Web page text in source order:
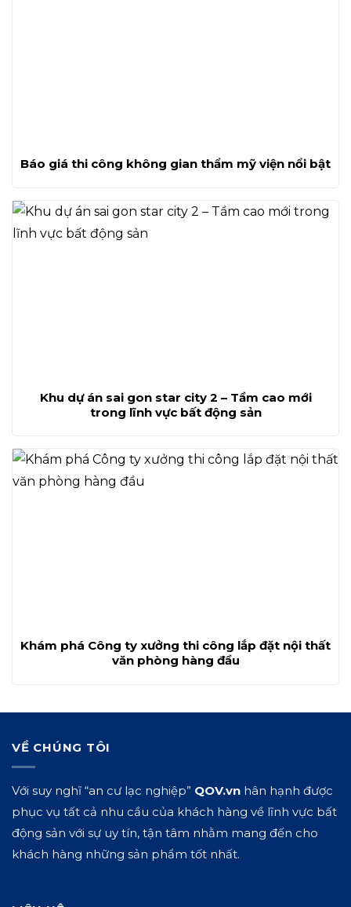
Báo giá thi công không gian thẩm mỹ viện nổi bật
Khu dự án sai gon star city 2 – Tầm cao mới
trong lĩnh vực bất động sản
Khám phá Công ty xưởng thi công lắp đặt nội thất
văn phòng hàng đầu
VỀ CHÚNG TÔI
Với suy nghĩ “an cư lạc nghiệp” QOV.vn hân hạnh được
phục vụ tất cả nhu cầu của khách hàng về lĩnh vực bất
động sản với sự uy tín, tận tâm nhằm mang đến cho
khách hàng những sản phẩm tốt nhất.